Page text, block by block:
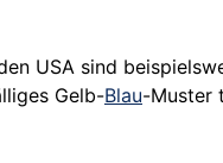
USA sind
Gelb-Blau-Muster